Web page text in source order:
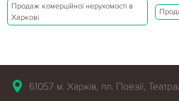
Продаж комерційної нерухомості в
Харкові
61057 м. Харків, пл. Поезії,